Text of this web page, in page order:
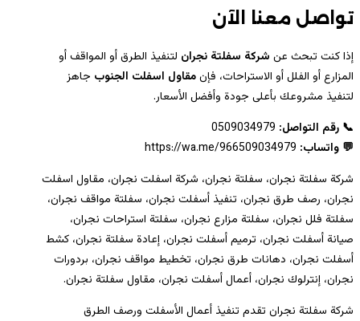
تواصل معنا الآن
إذا كنت تبحث عن شركة سفلتة نجران لتنفيذ الطرق أو المواقف أو
المزارع أو الفلل أو الاستراحات، فإنمقاول اسفلت الجنوب جاهز
لتنفيذ مشروعك بأعلى جودة وأفضل الأسعار.
📞 رقم التواصل:
💬 واتساب: https://wa.me/966509034979
شركة سفلتة نجران، سفلتة نجران، شركة اسفلت نجران، مقاول اسفلت
نجران، رصف طرق نجران، تنفيذ أسفلت نجران، سفلتة مواقف نجران،
سفلتة فلل نجران، سفلتة مزارع نجران، سفلتة استراحات نجران،
صيانة أسفلت نجران، ترميم أسفلت نجران، إعادة سفلتة نجران، كشط
أسفلت نجران، دهانات طرق نجران، تخطيط مواقف نجران، بردورات
نجران، إنترلوك نجران، أعمال أسفلت نجران، مقاول سفلتة نجران.
شركة سفلتة نجران تقدم تنفيذ أعمال الأسفلت ورصف الطرق